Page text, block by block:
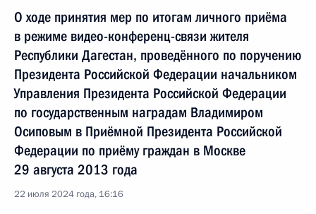
О ходе принятия мер по итогам личного приёма
в режиме видео-конференц-связи жителя
Республики Дагестан, проведённого по поручению
Президента Российской Федерации начальником
Управления Президента Российской Федерации
по государственным наградам Владимиром
Осиповым в Приёмной Президента Российской
Федерации по приёму граждан в Москве
29 августа 2013 года
22 июля 2024 года, 16:16